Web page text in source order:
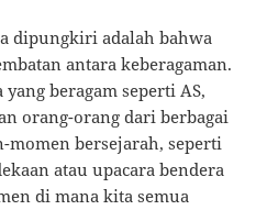
dipungkiri adalah bahwa
antara keberagaman.
beragam seperti AS,
orang-orang dari berbagai
momen bersejarah, seperti
atau upacara bendera
di mana kita semua